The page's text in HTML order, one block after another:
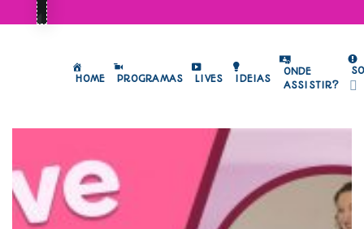
HOME PROGRAMAS LIVES IDEIAS
ONDE
ASSISTIR?